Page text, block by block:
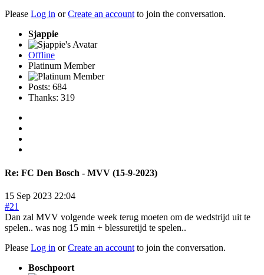
Please Log in orCreate an accountto join the conversation.
Sjappie
Offline
Platinum Member
Posts: 684
Thanks: 319
Re: FC Den Bosch - MVV (15-9-2023)
15 Sep 2023 22:04
#21
Dan zal MVV volgende week terug moeten om de wedstrijd uit te
spelen.. was nog 15 min + blessuretijd te spelen..
Please Log in orCreate an account to join the conversation.
Boschpoort